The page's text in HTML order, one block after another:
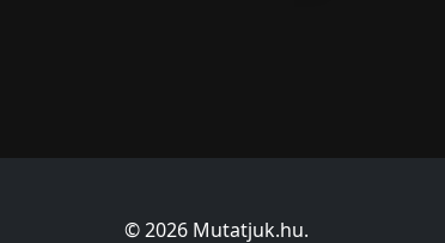
© 2026 Mutatjuk.hu.